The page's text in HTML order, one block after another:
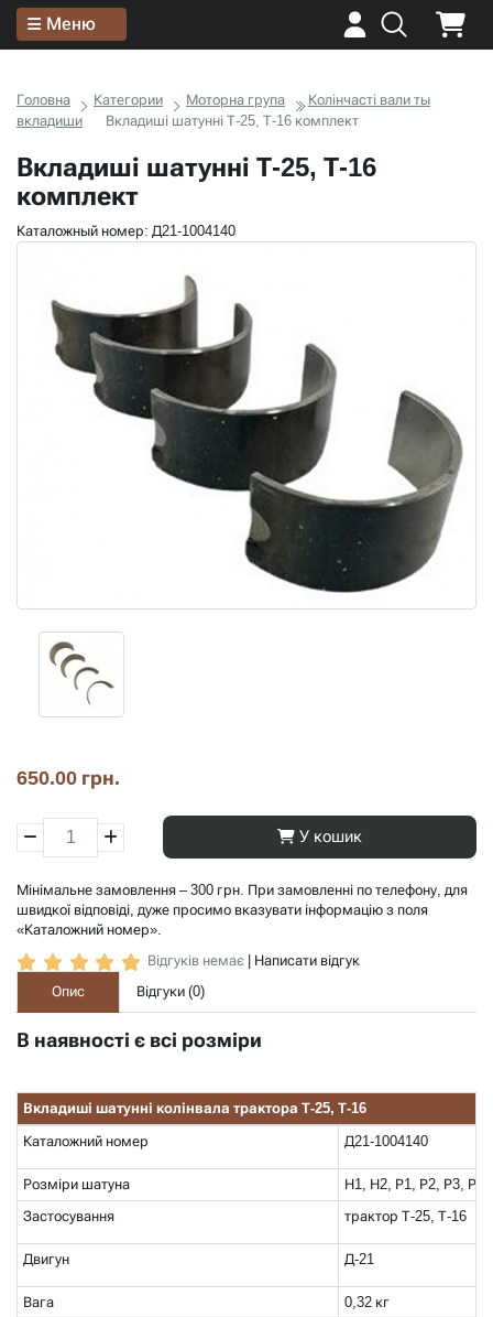
Меню
Головна Категории Моторна група
Колінчасті вали ты
вкладиши
Вкладиші шатунні Т-25, Т-16 комплект
Вкладиші шатунні Т-25, Т-16
комплект
Каталожный номер: Д21-1004140
650.00 грн.
У кошик
Мінімальне замовлення – 300 грн. При замовленні по телефону, для
швидкої відповіді, дуже просимо вказувати інформацію з поля
«Каталожний номер».
Відгуків немає
Написати відгук
Опис
Відгуки (0)
В наявності є всі розміри
Вкладиші шатунні колінвала трактора Т-25, Т-16
Каталожний номер
Д21-1004140
Розміри шатуна
Н1, Н2, Р1, Р2, Р3, Р4
Застосування
трактор Т-25, Т-16
Двигун Д-21
Вага
0,32 кг